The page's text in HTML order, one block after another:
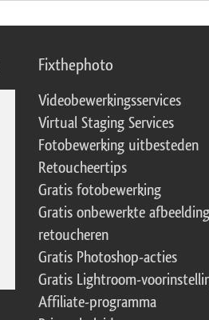
Fixthephoto
Videobewerkingsservices
Virtual Staging Services
Fotobewerking uitbesteden
Retoucheertips
Gratis fotobewerking
Gratis onbewerkte
retoucheren
Gratis Photoshop-acties
Gratis Lightroom-
Affiliate-programma